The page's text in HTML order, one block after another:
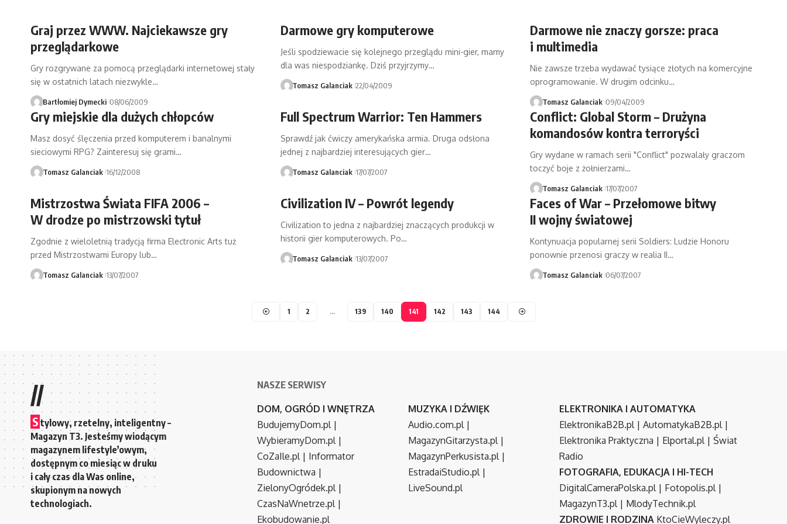
Graj przez WWW. Najciekawsze gry
przeglądarkowe
Gry rozgrywane za pomocą przeglądarki internetowej stały
się w ostatnich latach niezwykle…
Bartłomiej Dymecki 08/06/2009
Darmowe gry komputerowe
Jeśli spodziewacie się kolejnego przeglądu mini-gier, mamy
dla was niespodziankę. Dziś przyjrzymy…
Tomasz Galanciak 22/04/2009
Darmowe nie znaczy gorsze: praca
i multimedia
Nie zawsze trzeba wydawać tysiące złotych na komercyjne
oprogramowanie. W drugim odcinku…
Tomasz Galanciak 09/04/2009
Gry miejskie dla dużych chłopców
Masz dosyć ślęczenia przed komputerem i banalnymi
sieciowymi RPG? Zainteresuj się grami…
Tomasz Galanciak 16/12/2008
Full Spectrum Warrior: Ten Hammers
Sprawdź jak ćwiczy amerykańska armia. Druga odsłona
jednej z najbardziej interesujących gier…
Tomasz Galanciak 17/07/2007
Conflict: Global Storm – Drużyna
komandosów kontra terroryści
Gry wydane w ramach serii "Conflict" pozwalały graczom
toczyć boje z żołnierzami…
Tomasz Galanciak 17/07/2007
Mistrzostwa Świata FIFA 2006 –
W drodze po mistrzowski tytuł
Zgodnie z wieloletnią tradycją firma Electronic Arts tuż
przed Mistrzostwami Europy lub…
Tomasz Galanciak 13/07/2007
Civilization IV – Powrót legendy
Civilization to jedna z najbardziej znaczących produkcji w
historii gier komputerowych. Po…
Tomasz Galanciak 13/07/2007
Faces of War – Przełomowe bitwy
II wojny światowej
Kontynuacja popularnej serii Soldiers: Ludzie Honoru
ponownie przenosi graczy w realia II…
Tomasz Galanciak 06/07/2007
1 2 … 139 140 141 142 143 144
//
S tylowy, rzetelny, inteligentny –
Magazyn T3. Jesteśmy wiodącym
magazynem lifestyle’owym,
dostępnym co miesiąc w druku
i cały czas dla Was online,
skupionym na nowych
technologiach.
NASZE SERWISY
DOM, OGRÓD I WNĘTRZA
BudujemyDom.pl|
WybieramyDom.pl|
CoZaIle.pl| Informator
Budownictwa |
ZielonyOgródek.pl|
CzasNaWnetrze.pl|
Ekobudowanie.pl
MUZYKA I DŹWIĘK
Audio.com.pl|
MagazynGitarzysta.pl|
MagazynPerkusista.pl|
EstradaiStudio.pl|
LiveSound.pl
ELEKTRONIKA I AUTOMATYKA
ElektronikaB2B.pl| AutomatykaB2B.pl|
Elektronika Praktyczna | Elportal.pl| Świat
Radio
FOTOGRAFIA, EDUKACJA I HI-TECH
DigitalCameraPolska.pl| Fotopolis.pl|
MagazynT3.pl| MlodyTechnik.pl
ZDROWIE I RODZINA KtoCieWyleczy.pl